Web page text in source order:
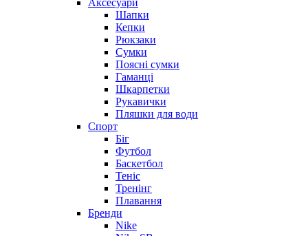
Шапки
Кепки
Рюкзаки
Сумки
Поясні сумки
Гаманці
Шкарпетки
Рукавички
Пляшки для води
Спорт
Біг
Футбол
Баскетбол
Теніс
Тренінг
Плавання
Бренди
Nike